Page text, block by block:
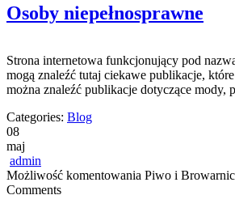
Osoby niepełnosprawne
Strona internetowa funkcjonujący pod
mogą znaleźć tutaj ciekawe publikacje,
można znaleźć publikacje dotyczące
Categories: Blog
08
maj
admin
Możliwość komentowania Piwo i
Comments